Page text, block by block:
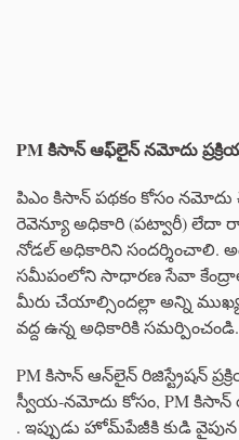
PM కిసాన్ ఆఫ్‌లైన్ నమోదు
పిఎం కిసాన్ పథకం కోసం నమోదు
రెవెన్యూ అధికారి (పట్వారీ) లేదా
నోడల్ అధికారిని సందర్శించాలి.
సమీపంలోని సాధారణ సేవా
మీరు చేయాల్సిందల్లా అన్ని
వద్ద ఉన్న అధికారికి సమర్పించండి.
PM కిసాన్ ఆన్‌లైన్ రిజిస్ట్రేషన్
స్వీయ-నమోదు కోసం, PM కిసాన్
. ఇప్పుడు హోమ్‌పేజీకి కుడి